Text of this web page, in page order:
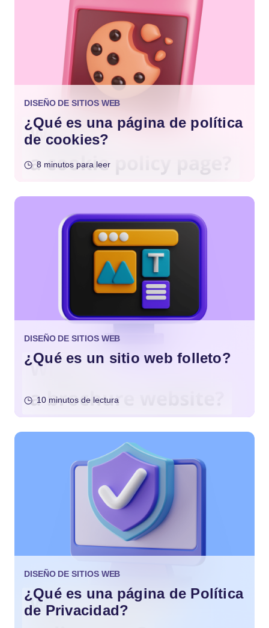
DISEÑO DE SITIOS WEB
¿Qué es una página de política
de cookies?
8 minutos para leer
DISEÑO DE SITIOS WEB
¿Qué es un sitio web folleto?
10 minutos de lectura
DISEÑO DE SITIOS WEB
¿Qué es una página de Política
de Privacidad?